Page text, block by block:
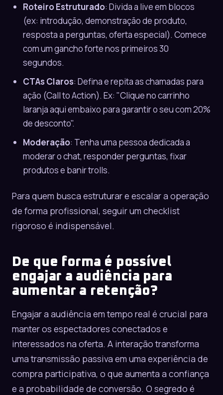
Roteiro Estruturado: Divida a live em blocos
(ex: introdução, demonstração de produto,
resposta a perguntas, oferta especial). Comece
com um gancho forte nos primeiros 30
segundos.
CTAs Claros: Defina e repita as chamadas para
ação (Call to Action). Ex: "Clique no carrinho
laranja aqui embaixo para garantir o seu com 20%
de desconto".
Moderação: Tenha uma pessoa dedicada a
moderar o chat, responder perguntas, fixar
produtos e banir trolls.
Para quem busca estruturar e escalar a operação
de forma profissional, seguir um checklist
rigoroso é indispensável.
De que forma é possível
engajar a audiência para
aumentar a retenção?
Engajar a audiência em tempo real é crucial para
manter os espectadores conectados e
interessados na oferta. A interação transforma
uma transmissão passiva em uma experiência de
compra participativa, o que aumenta a confiança
e a probabilidade de conversão. O segredo é